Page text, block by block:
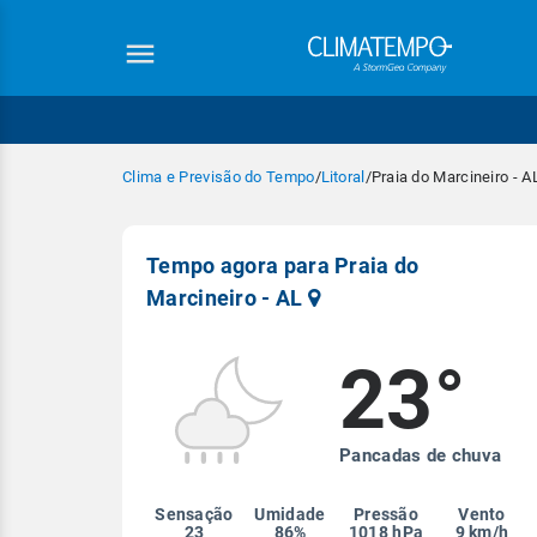
Clima e Previsão do Tempo/Litoral /Praia do Marcineiro -
Tempo agora para Praia do
Marcineiro - AL
23°
Pancadas de chuva
Sensação
23
Umidade
86%
Pressão
1018 hPa
Vento
9 km/h
Equipe